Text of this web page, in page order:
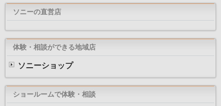
ソニーの直営店
体験・相談ができる地域店
ソニーショップ
ショールームで体験・相談